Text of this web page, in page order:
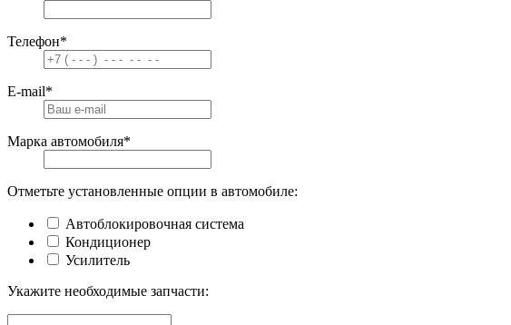
Телефон*
E-mail*
Марка автомобиля*
Отметьте установленные опции в автомобиле:
Автоблокировочная система
Кондиционер
Усилитель
Укажите необходимые запчасти: